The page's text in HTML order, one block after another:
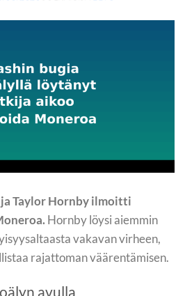
Taylor Hornby ilmoitti
Hornby löysi aiemmin
vakavan virheen,
rajattoman väärentämisen.
avulla